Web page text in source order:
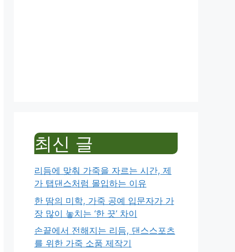
최신 글
리듬에 맞춰 가죽을 자르는 시간, 제
가 탭댄스처럼 몰입하는 이유
한 땀의 미학, 가죽 공예 입문자가 가
장 많이 놓치는 ‘한 끗’ 차이
손끝에서 전해지는 리듬, 댄스스포츠
를 위한 가죽 소품 제작기